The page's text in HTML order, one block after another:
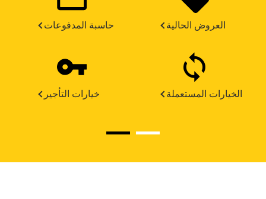
حاسبة المدفوعات العروض الحالية
خيارات التأجير الخيارات المستعملة